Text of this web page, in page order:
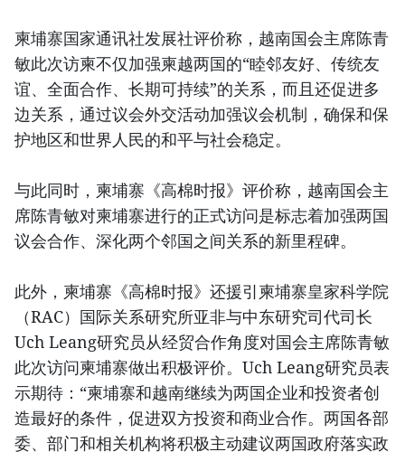
柬埔寨国家通讯社发展社评价称，越南国会主席陈青
敏此次访柬不仅加强柬越两国的“睦邻友好、传统友
谊、全面合作、长期可持续”的关系，而且还促进多
边关系，通过议会外交活动加强议会机制，确保和保
护地区和世界人民的和平与社会稳定。
与此同时，柬埔寨《高棉时报》评价称，越南国会主
席陈青敏对柬埔寨进行的正式访问是标志着加强两国
议会合作、深化两个邻国之间关系的新里程碑。
此外，柬埔寨《高棉时报》还援引柬埔寨皇家科学院
（RAC）国际关系研究所亚非与中东研究司代司长
Uch Leang研究员从经贸合作角度对国会主席陈青敏
此次访问柬埔寨做出积极评价。Uch Leang研究员表
示期待：“柬埔寨和越南继续为两国企业和投资者创
造最好的条件，促进双方投资和商业合作。两国各部
委、部门和相关机构将积极主动建议两国政府落实政